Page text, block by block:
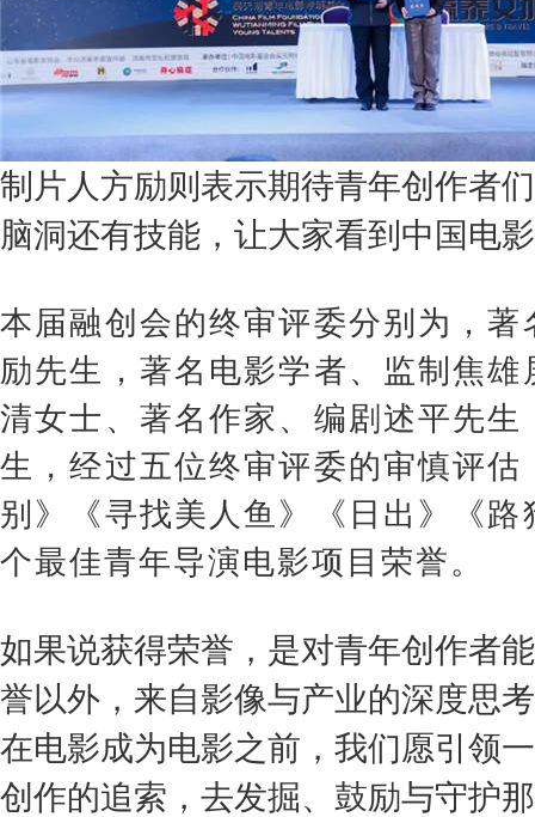
制片人方励则表示期待青年创作者
脑洞还有技能 ，让大家看到中国电
本届融创会的终审评委分别为，
励先生，著名电影学者、监制焦
清女士、著名作家、编剧述平先
生，经过五位终审评委的审慎评估
别》《寻找美人鱼》《日出》《
个最佳青年导演电影项目荣誉。
如果说获得荣誉，是对青年创作者
誉以外，来自影像与产业的深度思
在电影成为电影之前，我们愿引领
创作的追索，去发掘、鼓励与守护